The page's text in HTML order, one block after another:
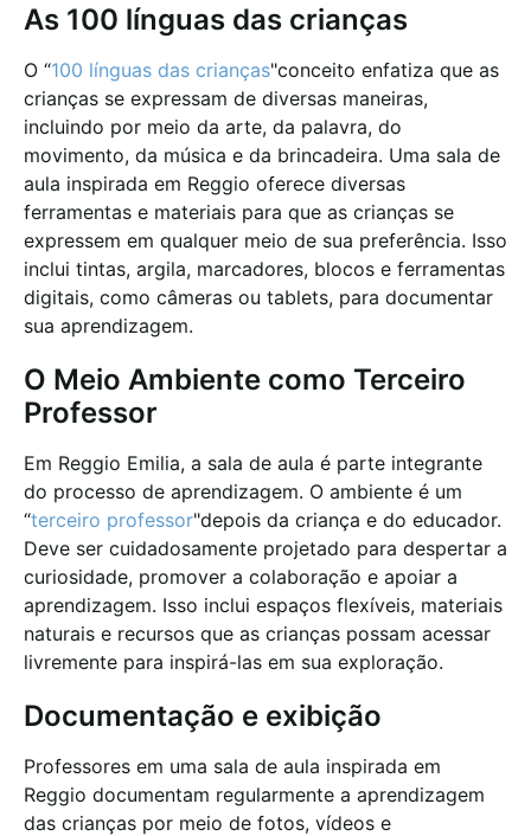
As 100 línguas das crianças
O “100 línguas das crianças"conceito enfatiza que as
crianças se expressam de diversas maneiras,
incluindo por meio da arte, da palavra, do
movimento, da música e da brincadeira. Uma sala de
aula inspirada em Reggio oferece diversas
ferramentas e materiais para que as crianças se
expressem em qualquer meio de sua preferência. Isso
inclui tintas, argila, marcadores, blocos e ferramentas
digitais, como câmeras ou tablets, para documentar
sua aprendizagem.
O Meio Ambiente como Terceiro
Professor
Em Reggio Emilia, a sala de aula é parte integrante
do processo de aprendizagem. O ambiente é um
“terceiro professor"depois da criança e do educador.
Deve ser cuidadosamente projetado para despertar a
curiosidade, promover a colaboração e apoiar a
aprendizagem. Isso inclui espaços flexíveis, materiais
naturais e recursos que as crianças possam acessar
livremente para inspirá-las em sua exploração.
Documentação e exibição
Professores em uma sala de aula inspirada em
Reggio documentam regularmente a aprendizagem
das crianças por meio de fotos, vídeos e